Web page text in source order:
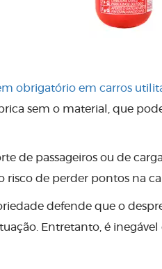
obrigatório em carros
sem o material, que
de passageiros ou de
de perder pontos na
defende que o
Entretanto, é